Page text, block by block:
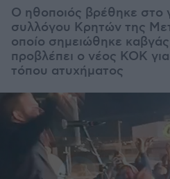
Ο ηθοποιός βρέθηκε στο
συλλόγου Κρητών της
οποίο σημειώθηκε
προβλέπει ο νέος ΚΟΚ
τόπου ατυχήματος